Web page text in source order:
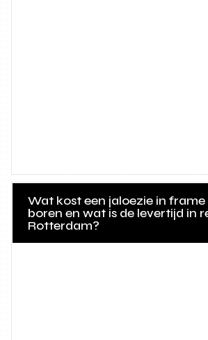
Wat kost een jaloezie in
boren en wat is de levertijd in
Rotterdam?